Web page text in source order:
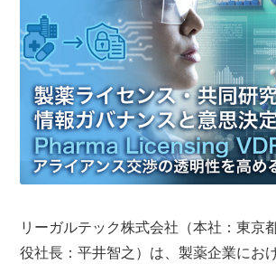
リーガルテック株式会社（本社：東京
役社長：平井智之）は、製薬企業にお